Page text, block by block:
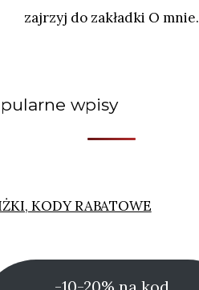
zajrzyj do zakładki O mnie.
wpisy
KODY RABATOWE